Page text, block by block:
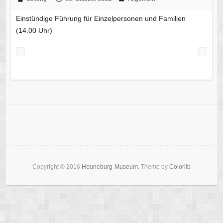
Einstündige Führung für Einzelpersonen und Familien
(14.00 Uhr)
Copyright © 2016 Heuneburg-Museum . Theme by Colorlib